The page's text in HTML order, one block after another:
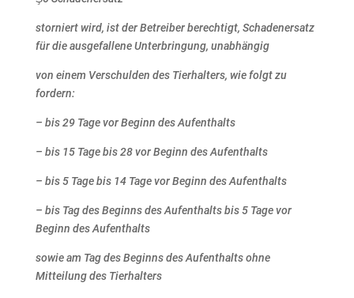
storniert wird, ist der Betreiber berechtigt, Schadenersatz
für die ausgefallene Unterbringung, unabhängig
von einem Verschulden des Tierhalters, wie folgt zu
fordern:
– bis 29 Tage vor Beginn des Aufenthalts
– bis 15 Tage bis 28 vor Beginn des Aufenthalts
– bis 5 Tage bis 14 Tage vor Beginn des Aufenthalts
– bis Tag des Beginns des Aufenthalts bis 5 Tage vor
Beginn des Aufenthalts
sowie am Tag des Beginns des Aufenthalts ohne
Mitteilung des Tierhalters